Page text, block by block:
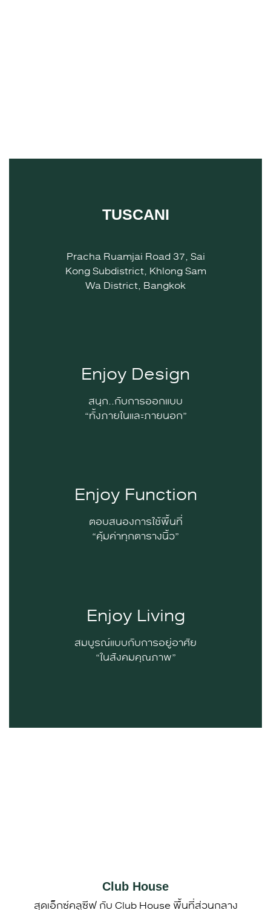
TUSCANI
Pracha Ruamjai Road 37, Sai
Kong Subdistrict, Khlong Sam
Wa District, Bangkok
Enjoy Design
สนุก..กับการออกแบบ
“ทั้งภายในและภายนอก”
Enjoy Function
ตอบสนองการใช้พื้นที่
“คุ้มค่าทุกตารางนิ้ว”
Enjoy Living
สมบูรณ์แบบกับการอยู่อาศัย
“ในสังคมคุณภาพ”
Club House
สุดเอ็กซ์คลูซีฟ กับ Club House พื้นที่ส่วนกลาง